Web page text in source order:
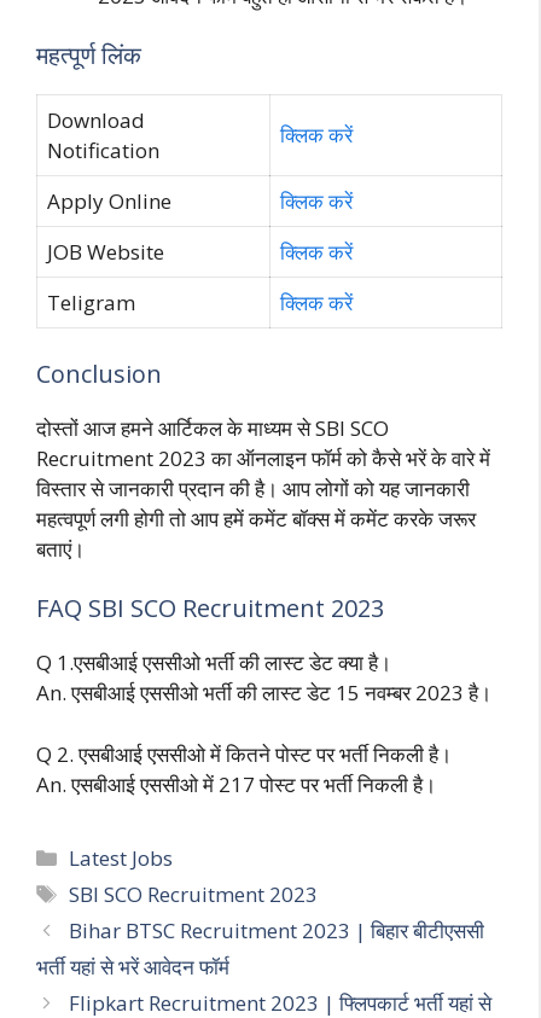
महत्पूर्ण लिंक
Download
Notification
क्लिक करें
Apply Online
क्लिक करें
JOB Website
क्लिक करें
Teligram
क्लिक करें
Conclusion
दोस्तों आज हमने आर्टिकल के माध्यम से SBI SCO
Recruitment 2023 का ऑनलाइन फॉर्म को कैसे भरें के वारे में
विस्तार से जानकारी प्रदान की है। आप लोगों को यह जानकारी
महत्वपूर्ण लगी होगी तो आप हमें कमेंट बॉक्स में कमेंट करके जरूर
बताएं।
FAQ SBI SCO Recruitment 2023
Q 1.एसबीआई एससीओ भर्ती की लास्ट डेट क्या है।
An. एसबीआई एससीओ भर्ती की लास्ट डेट 15 नवम्बर 2023 है।
Q 2. एसबीआई एससीओ में कितने पोस्ट पर भर्ती निकली है।
An. एसबीआई एससीओ में 217 पोस्ट पर भर्ती निकली है।
Categories
Latest Jobs
Tags
SBI SCO Recruitment 2023
Bihar BTSC Recruitment 2023 | बिहार बीटीएससी
भर्ती यहां से भरें आवेदन फॉर्म
Flipkart Recruitment 2023 | फ्लिपकार्ट भर्ती यहां से